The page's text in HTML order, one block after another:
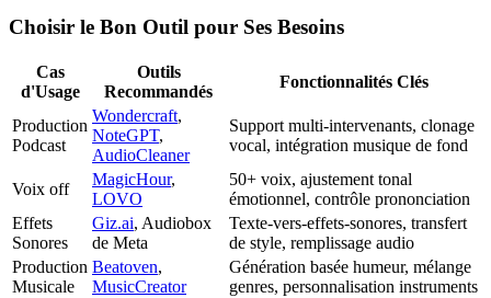
Choisir le Bon Outil pour Ses Besoins
Cas
d'Usage
Outils
Recommandés
Fonctionnalités Clés
Production
Podcast
Wondercraft,
NoteGPT,
AudioCleaner
Support multi-intervenants, clonage
vocal, intégration musique de fond
Voix off
MagicHour,
LOVO
50+ voix, ajustement tonal
émotionnel, contrôle prononciation
Effets
Sonores
Giz.ai, Audiobox
de Meta
Texte-vers-effets-sonores, transfert
de style, remplissage audio
Production
Musicale
Beatoven,
MusicCreator
Génération basée humeur, mélange
genres, personnalisation instruments